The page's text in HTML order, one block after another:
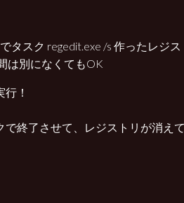
タスク regedit.exe /s 作ったレジ
は別になくてもOK
！
終了させて、レジストリが消え